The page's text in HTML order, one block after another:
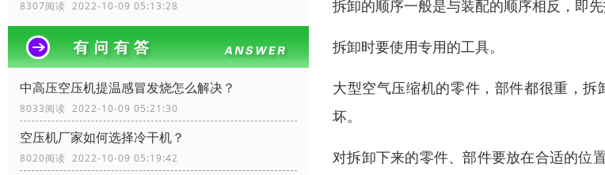
8307阅读 2022-10-09 05:13:28
中高压空压机提温感冒发烧怎么解决？
8033阅读 2022-10-09 05:21:30
空压机厂家如何选择冷干机？
8020阅读 2022-10-09 05:19:42
拆卸的顺序一般是与装配的顺序相反，即
拆卸时要使用专用的工具。
大型空气压缩机的零件，部件都很重，
坏。
对拆卸下来的零件、部件要放在合适的位